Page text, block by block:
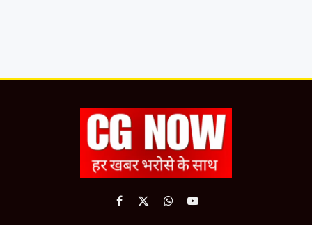
Facebook
X
WhatsApp
YouTube